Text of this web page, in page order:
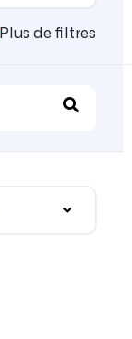
Plus de filtres